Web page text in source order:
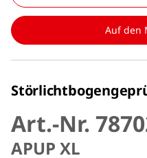
Auf den
Art.-Nr.
APUP XL